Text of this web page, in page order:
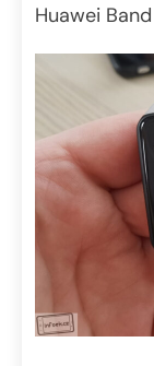
Huawei